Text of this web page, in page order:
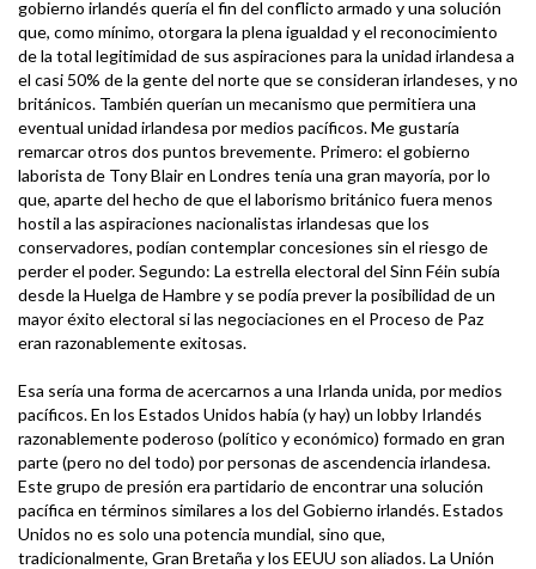
gobierno irlandés quería el fin del conflicto armado y una solución
que, como mínimo, otorgara la plena igualdad y el reconocimiento
de la total legitimidad de sus aspiraciones para la unidad irlandesa a
el casi 50% de la gente del norte que se consideran irlandeses, y no
británicos. También querían un mecanismo que permitiera una
eventual unidad irlandesa por medios pacíficos. Me gustaría
remarcar otros dos puntos brevemente. Primero: el gobierno
laborista de Tony Blair en Londres tenía una gran mayoría, por lo
que, aparte del hecho de que el laborismo británico fuera menos
hostil a las aspiraciones nacionalistas irlandesas que los
conservadores, podían contemplar concesiones sin el riesgo de
perder el poder. Segundo: La estrella electoral del Sinn Féin subía
desde la Huelga de Hambre y se podía prever la posibilidad de un
mayor éxito electoral si las negociaciones en el Proceso de Paz
eran razonablemente exitosas.
Esa sería una forma de acercarnos a una Irlanda unida, por medios
pacíficos. En los Estados Unidos había (y hay) un lobby Irlandés
razonablemente poderoso (político y económico) formado en gran
parte (pero no del todo) por personas de ascendencia irlandesa.
Este grupo de presión era partidario de encontrar una solución
pacífica en términos similares a los del Gobierno irlandés. Estados
Unidos no es solo una potencia mundial, sino que,
tradicionalmente, Gran Bretaña y los EEUU son aliados. La Unión